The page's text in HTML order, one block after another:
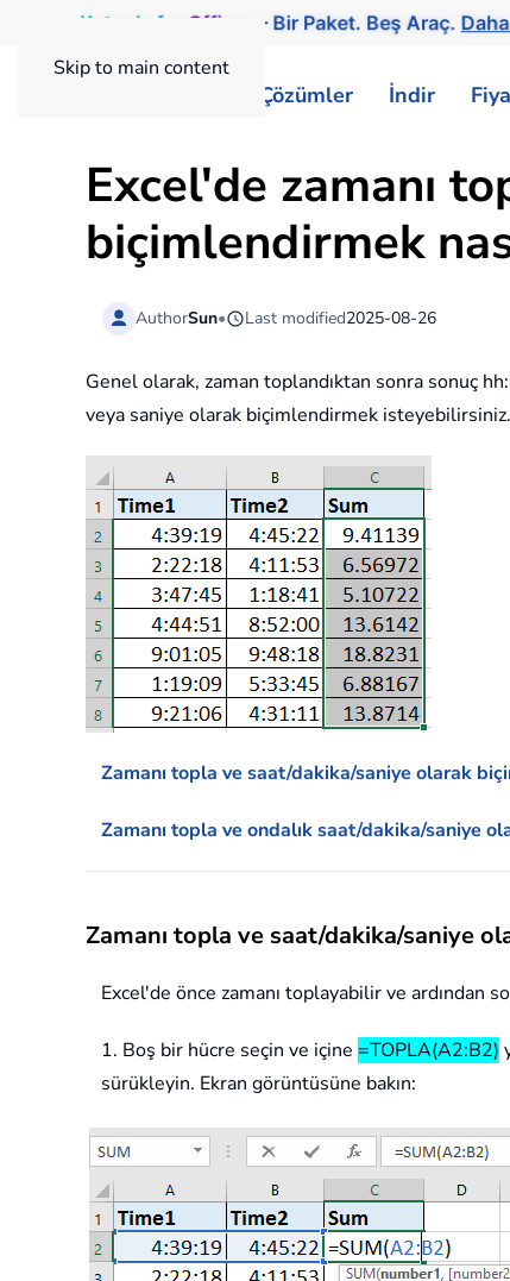
Skip to main content
Kutools for Office — Bir Paket. Beş Araç.
Çözümler İndir
Excel'de zamanı
biçimlendirmek
AuthorSun• Last modified2025-08-26
Genel olarak, zaman toplandıktan sonra sonuç
veya saniye olarak biçimlendirmek
Zamanı topla ve saat/dakika/saniye olarak
Zamanı topla ve ondalık saat/dakika/saniye
Zamanı topla ve saat/dakika/saniye
Excel'de önce zamanı toplayabilir ve ardından
1. Boş bir hücre seçin ve içine =TOPLA(A2:B2)
sürükleyin. Ekran görüntüsüne bakın: